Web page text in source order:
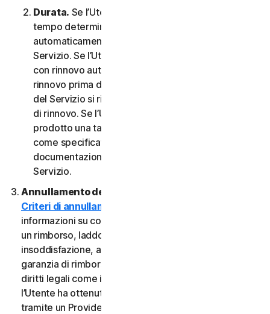
Durata. Se l’Utente dispone di un abbonamento a
tempo determinato, il Servizio terminerà
automaticamente al termine del Periodo del
Servizio. Se l’Utente dispone di un abbonamento
con rinnovo automatico, a meno che non annulli il
rinnovo prima della data di fatturazione, il Periodo
del Servizio si rinnoverà automaticamente alla data
di rinnovo. Se l’Utente dispone di un servizio o di un
prodotto una tantum, il Periodo del servizio durerà
come specificato nella Documentazione o nella
documentazione applicabile dal Provider del
Servizio.
Annullamento del Servizio.
Criteri di annullamento e di rimborso
informazioni su come annullare il contratto e ottenere
un rimborso, laddove applicabile. In caso di
insoddisfazione, alcuni Servizi possono includere una
garanzia di rimborso, indipendentemente da eventuali
diritti legali come i diritti di recesso. Tuttavia, se
l’Utente ha ottenuto il diritto di utilizzare il Servizio
tramite un Provider e desidera annullarlo, deve farlo